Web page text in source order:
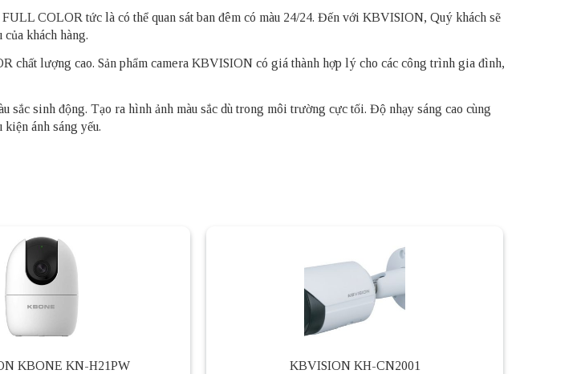
COLOR tức là có thể quan sát ban đêm có màu 24/24. Đến với KBVISION, Quý khách sẽ
khách hàng.
chất lượng cao. Sản phẩm camera KBVISION có giá thành hợp lý cho các công trình gia đình,
sinh động. Tạo ra hình ảnh màu sắc dù trong môi trường cực tối. Độ nhạy sáng cao cùng
ánh sáng yếu.
KBONE KN-H21PW KBVISION KH-CN2001